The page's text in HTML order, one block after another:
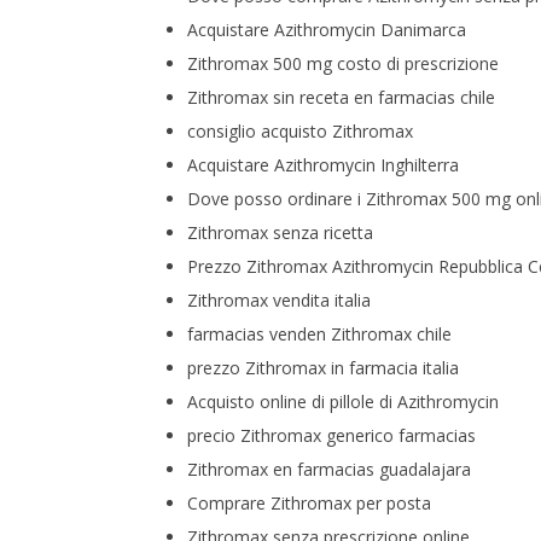
Acquistare Azithromycin Danimarca
Zithromax 500 mg costo di prescrizione
Zithromax sin receta en farmacias chile
consiglio acquisto Zithromax
Acquistare Azithromycin Inghilterra
Dove posso ordinare i Zithromax 500 mg
Zithromax senza ricetta
Prezzo Zithromax Azithromycin Repubblica
Zithromax vendita italia
farmacias venden Zithromax chile
prezzo Zithromax in farmacia italia
Acquisto online di pillole di Azithromycin
precio Zithromax generico farmacias
Zithromax en farmacias guadalajara
Comprare Zithromax per posta